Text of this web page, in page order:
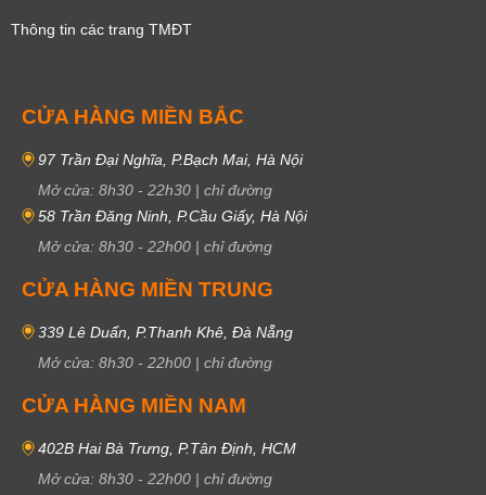
Thông tin các trang TMĐT
CỬA HÀNG MIỀN BẮC
97 Trần Đại Nghĩa, P.Bạch Mai, Hà Nội
Mở cửa: 8h30 - 22h30 | chỉ đường
58 Trần Đăng Ninh, P.Cầu Giấy, Hà Nội
Mở cửa: 8h30 - 22h00 | chỉ đường
CỬA HÀNG MIỀN TRUNG
339 Lê Duẩn, P.Thanh Khê, Đà Nẵng
Mở cửa: 8h30 - 22h00 | chỉ đường
CỬA HÀNG MIỀN NAM
402B Hai Bà Trưng, P.Tân Định, HCM
Mở cửa: 8h30 - 22h00 | chỉ đường